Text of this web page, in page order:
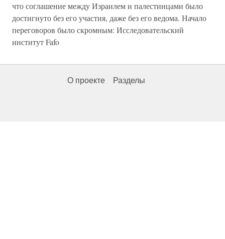
что соглашение между Израилем и палестинцами было
достигнуто без его участия, даже без его ведома. Начало
переговоров было скромным: Исследовательский
институт Fafo
О проекте Разделы